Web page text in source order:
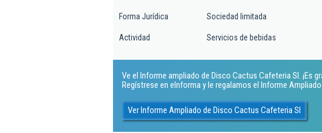
Forma Jurídica Sociedad limitada
Actividad Servicios de bebidas
Ve el Informe ampliado de Disco Cactus Cafeteria Sl. ¡Es
Regístrese en eInforma y le regalamos el Informe
Ver Informe Ampliado de Disco Cactus Cafeteria Sl